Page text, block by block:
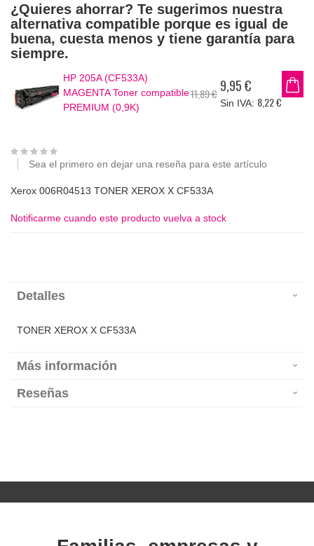
imágenes
¿Quieres ahorrar? Te sugerimos nuestra
alternativa compatible porque es igual de
buena, cuesta menos y tiene garantía para
siempre.
HP 205A (CF533A)
MAGENTA Toner compatible
PREMIUM (0,9K)
11,89 €
Precio
especial
9,95 €
8,22 €
Sea el primero en dejar una reseña para este artículo
Xerox 006R04513 TONER XEROX X CF533A
Notificarme cuando este producto vuelva a stock
Detalles
TONER XEROX X CF533A
Más información
Reseñas